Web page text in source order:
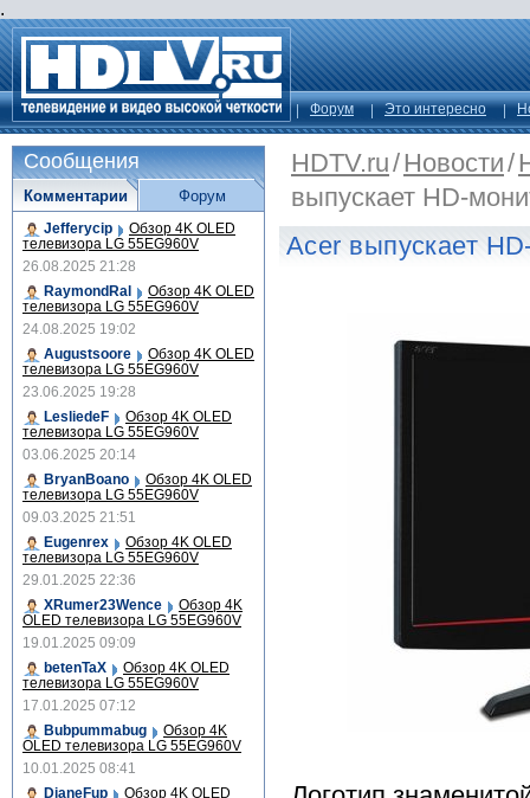
.
Форум Это интересно
HDTV.ru/Новости/
выпускает HD-
Acer выпускает
Сообщения
Комментарии
Jefferycip Обзор 4K OLED
телевизора LG 55EG960V
26.08.2025 21:28
RaymondRal
Обзор 4K OLED
телевизора LG 55EG960V
24.08.2025 19:02
Augustsoore
Обзор 4K OLED
телевизора LG 55EG960V
23.06.2025 19:28
LesliedeF
Обзор 4K OLED
телевизора LG 55EG960V
03.06.2025 20:14
BryanBoano
Обзор 4K OLED
телевизора LG 55EG960V
09.03.2025 21:51
Eugenrex
Обзор 4K OLED
телевизора LG 55EG960V
29.01.2025 22:36
XRumer23Wence
Обзор 4K
OLED телевизора LG 55EG960V
19.01.2025 09:09
betenTaX
Обзор 4K OLED
телевизора LG 55EG960V
17.01.2025 07:12
Bubpummabug
Обзор 4K
OLED телевизора LG 55EG960V
10.01.2025 08:41
DianeFup
Обзор 4K OLED
Форум